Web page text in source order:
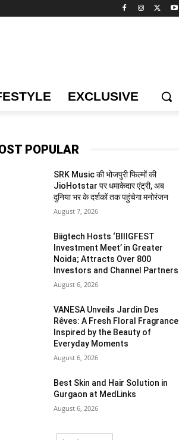
EXCLUSIVE
POPULAR
SRK Music की भोजपुरी फिल्मों की
JioHotstar पर धमाकेदार एंट्री, अब
दुनिया भर के दर्शकों तक पहुंचेगा मनोरंजन
August 7, 2026
Biigtech Hosts ‘BIIIGFEST
Investment Meet’ in Greater
Noida; Attracts Over 800
Investors and Channel Partners
August 6, 2026
VANESA Unveils Jardin Des
Rêves: A Fresh Floral Fragrance
Inspired by the Beauty of
Everyday Moments
August 6, 2026
Best Skin and Hair Solution in
Gurgaon at MedLinks
August 6, 2026